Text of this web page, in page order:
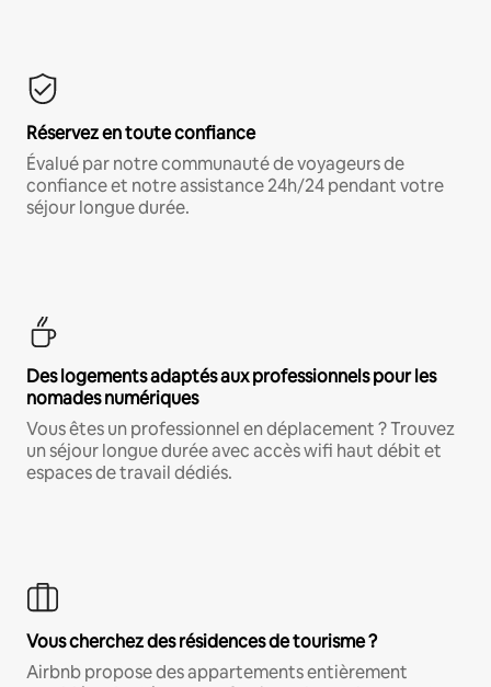
Réservez en toute confiance
Évalué par notre communauté de voyageurs de
confiance et notre assistance 24h/24 pendant votre
séjour longue durée.
Des logements adaptés aux professionnels pour les
nomades numériques
Vous êtes un professionnel en déplacement ? Trouvez
un séjour longue durée avec accès wifi haut débit et
espaces de travail dédiés.
Vous cherchez des résidences de tourisme ?
Airbnb propose des appartements entièrement